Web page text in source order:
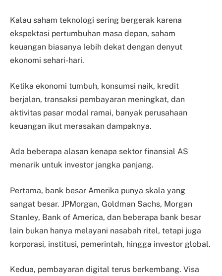
Kalau saham teknologi sering bergerak karena
ekspektasi pertumbuhan masa depan, saham
keuangan biasanya lebih dekat dengan denyut
ekonomi sehari-hari.
Ketika ekonomi tumbuh, konsumsi naik, kredit
berjalan, transaksi pembayaran meningkat, dan
aktivitas pasar modal ramai, banyak perusahaan
keuangan ikut merasakan dampaknya.
Ada beberapa alasan kenapa sektor finansial AS
menarik untuk investor jangka panjang.
Pertama, bank besar Amerika punya skala yang
sangat besar. JPMorgan, Goldman Sachs, Morgan
Stanley, Bank of America, dan beberapa bank besar
lain bukan hanya melayani nasabah ritel, tetapi juga
korporasi, institusi, pemerintah, hingga investor global.
Kedua, pembayaran digital terus berkembang. Visa